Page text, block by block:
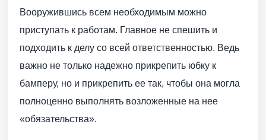
Вооружившись всем необходимым можно
приступать к работам. Главное не спешить и
подходить к делу со всей ответственностью. Ведь
важно не только надежно прикрепить юбку к
бамперу, но и прикрепить ее так, чтобы она могла
полноценно выполнять возложенные на нее
«обязательства».